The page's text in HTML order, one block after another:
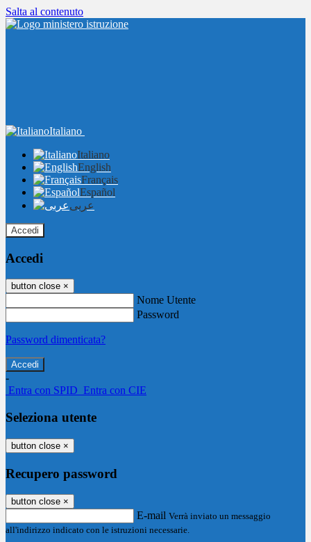
Salta al contenuto
Italiano
Italiano
English
Français
Español
عربى
Accedi
Accedi
button close ×
Nome Utente
Password
Password dimenticata?
-
Entra con SPID Entra con CIE
Seleziona utente
button close ×
Recupero password
button close ×
E-mail Verrà inviato un messaggio
all'indirizzo indicato con le istruzioni necessarie.